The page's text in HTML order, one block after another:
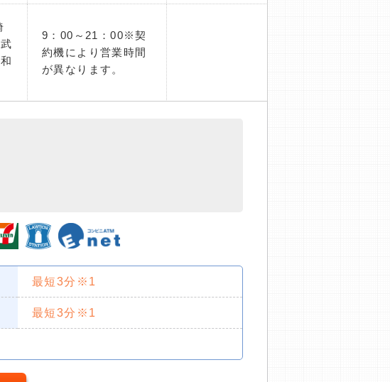
9：00～21：00※契
約機により営業時間
が異なります。
最短3分※1
最短3分※1